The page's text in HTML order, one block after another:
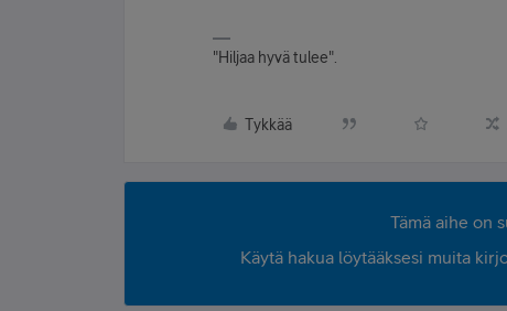
"Hiljaa hyvä tulee".
Tykkää
Tämä aihe on
Käytä hakua löytääksesi muita